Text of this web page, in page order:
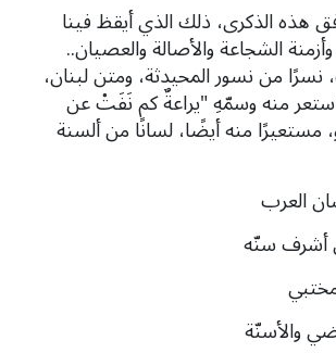
هذه الذكرى، ذلك الذي أيقظ فينا
الشجاعة والأصالة والعصيان..
من نسور المحيدثة، ومتن لبنان،
منه وسمّهِ "يراعةٌ كم نَفَتْ عن
مستعيرًا منه أيضًا، لسانًا من ألسنة
العرب
أشرف سنّه
والأسنّة